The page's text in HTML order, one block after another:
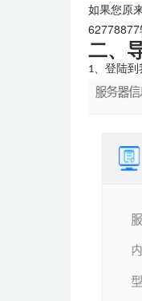
如果您原
62778877
二、
1、登陆